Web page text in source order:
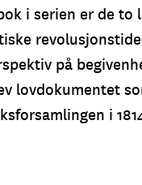
i serien er de to
på
lovdokumentet
i